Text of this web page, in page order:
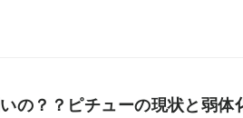
の？？ピチューの現状と弱